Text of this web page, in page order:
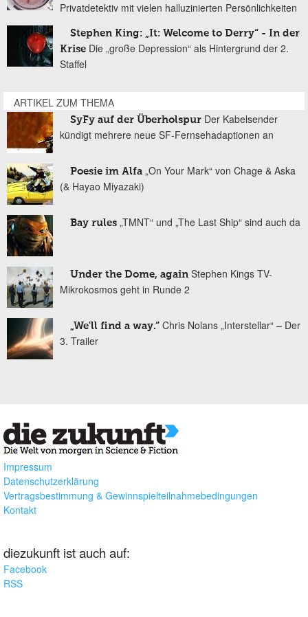
Privatdetektiv mit vielen halluzinierten Persönlichkeiten
Stephen King: „It: Welcome to Derry“ - In der
Krise Die „große Depression“ als Hintergrund der 2.
Staffel
ARTIKEL ZUM THEMA
SyFy auf der Überholspur Der Kabelsender
kündigt mehrere neue SF-Fernsehadaptionen an
Poesie im Alfa „On Your Mark“ von Chage & Aska
(& Hayao Miyazaki)
Bay rules „TMNT“ und „The Last Ship“ sind auch da
Under the Dome, again Stephen Kings TV-
Mikrokosmos geht in Runde 2
„We'll find a way.“ Chris Nolans „Interstellar“ – Der
3. Trailer
Impressum
Datenschutzerklärung
Vertragsbestimmung & Gewinnspielteilnahmebedingungen
Kontakt
diezukunft ist auch auf:
Facebook
RSS